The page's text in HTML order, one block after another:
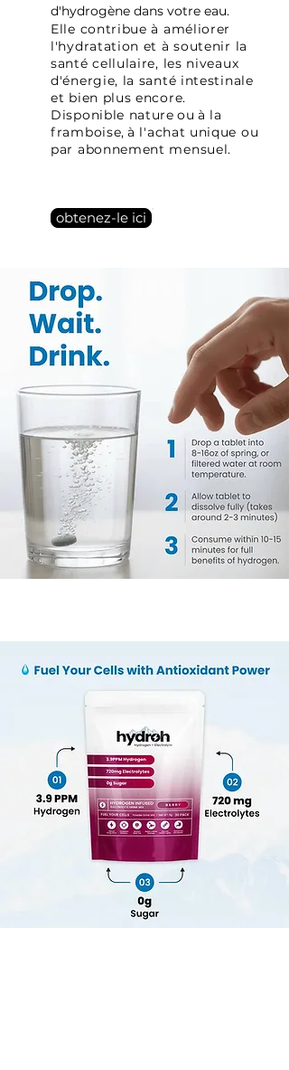
d'hydrogène dans votre eau.
Elle contribue à améliorer
l'hydratation et à soutenir la
santé cellulaire, les niveaux
d'énergie, la santé intestinale
et bien plus encore.
Disponible nature ou à la
framboise, à l'achat unique ou
par abonnement mensuel.
obtenez-le ici